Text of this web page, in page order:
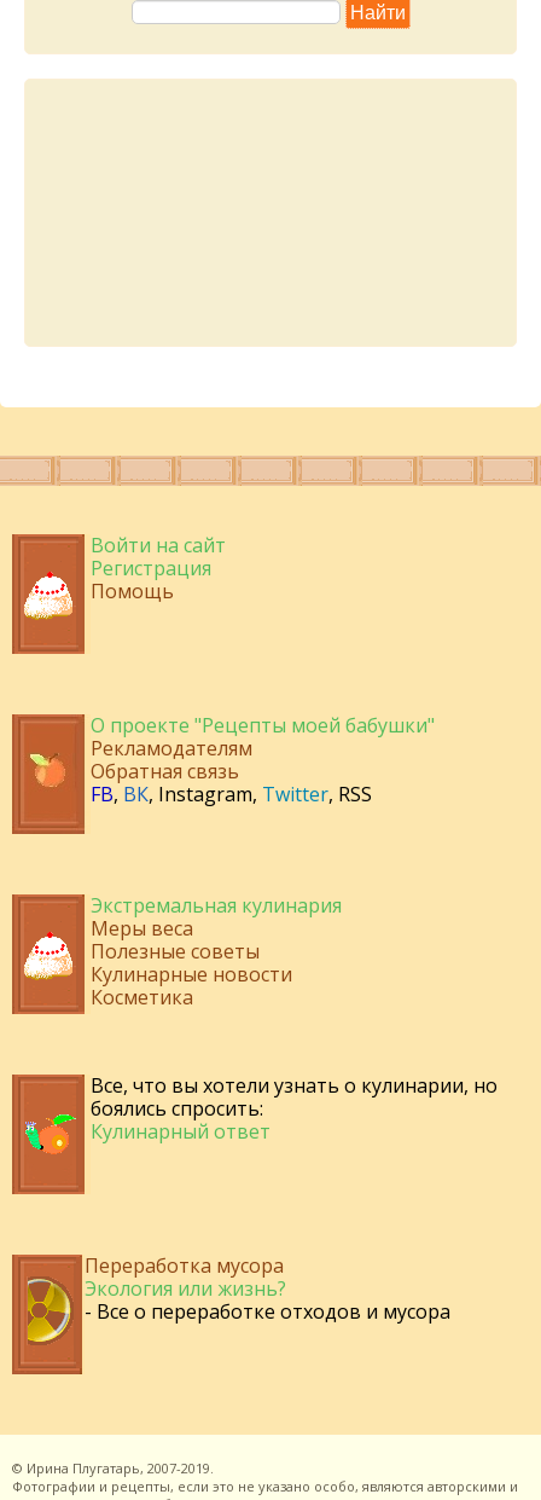
Войти на сайт
Регистрация
Помощь
О проекте "Рецепты моей бабушки"
Рекламодателям
Обратная связь
FB, ВК, Instagram, Twitter, RSS
Экстремальная кулинария
Меры веса
Полезные советы
Кулинарные новости
Косметика
Все, что вы хотели узнать о кулинарии, но
боялись спросить:
Кулинарный ответ
Переработка мусора
Экология или жизнь?
- Все о переработке отходов и мусора
© Ирина Плугатарь, 2007-2019.
Фотографии и рецепты, если это не указано особо, являются авторскими и